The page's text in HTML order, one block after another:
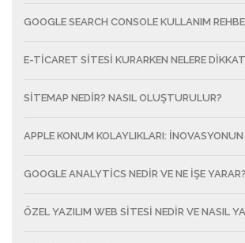
GOOGLE SEARCH CONSOLE KULLANIM
E-TICARET SITESI KURARKEN NELERE
SITEMAP NEDIR? NASIL OLUŞTURULUR?
APPLE KONUM KOLAYLIKLARI: İNOVASYONUN
GOOGLE ANALYTICS NEDIR VE NE İŞE YARAR?
ÖZEL YAZILIM WEB SITESI NEDIR VE NASIL